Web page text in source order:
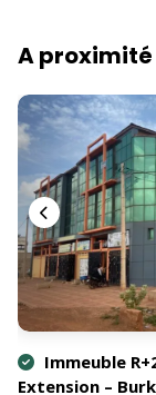
A proximité
Immeuble
Extension –